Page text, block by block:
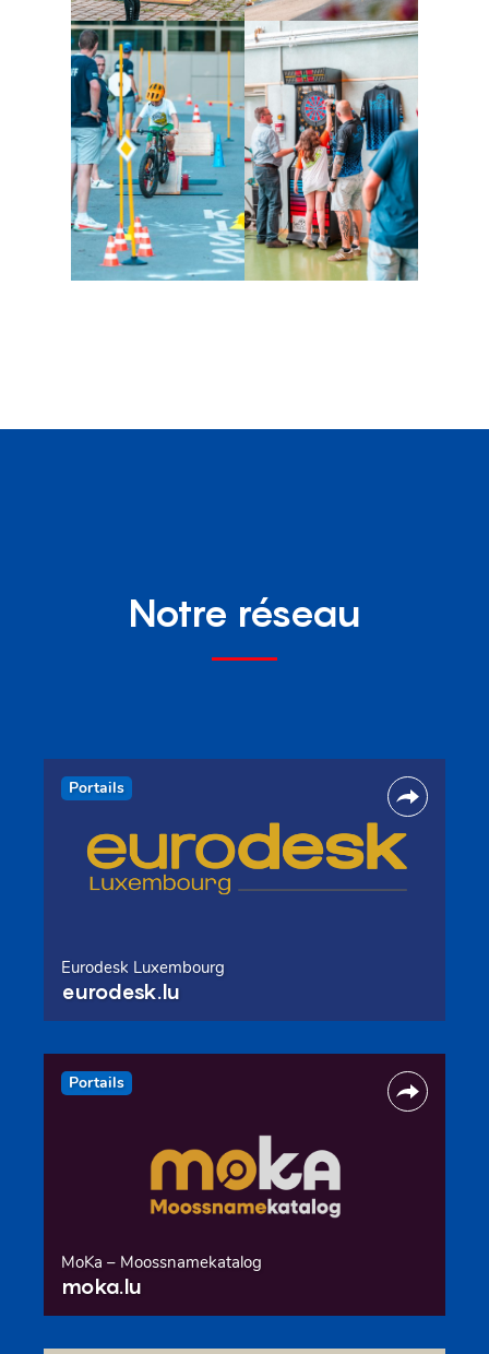
Notre réseau
Portails
Eurodesk Luxembourg
eurodesk.lu
Portails
MoKa – Moossnamekatalog
moka.lu